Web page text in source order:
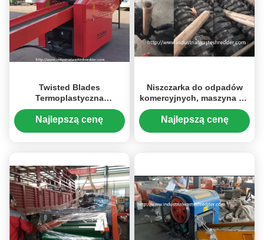
Twisted Blades
Termoplastyczna
poliolefinowa przemysłowa
niszczarka do odpadów
Najlepszą cenę
Niszczarka do odpadów
komercyjnych, maszyna do
niszczenia papieru
przemysłowego
Najlepszą cenę